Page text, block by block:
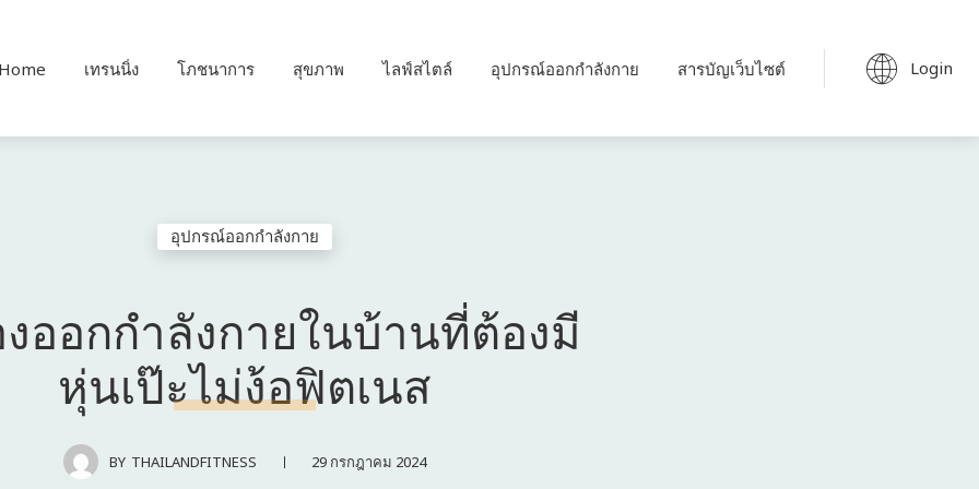
เทรนนิ่ง โภชนาการ สุขภาพ ไลฟ์สไตล์ อุปกรณ์ออกกำลังกาย สารบัญเว็บไซต์ Login
อุปกรณ์ออกกำลังกาย
งออกกำลังกายในบ้านที่ต้องมี
หุ่นเป๊ะไม่ง้อฟิตเนส
BY THAILANDFITNESS 29 กรกฎาคม 2024